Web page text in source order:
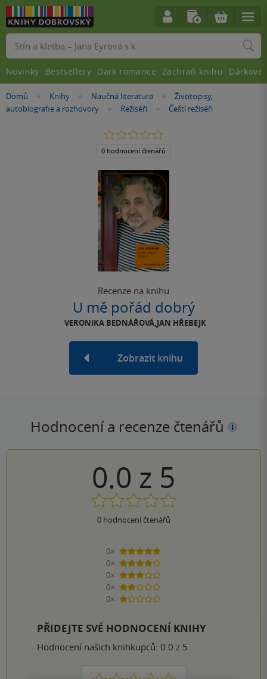
Nacházíte
se
Domů »Knihy »Naučná literatura »Životopisy,
autobiografie a rozhovory
»
Režiséři »
Čeští režiséři
Recenze na knihu
U mě pořád dobrý
VERONIKA BEDNÁŘOVÁ,JAN HŘEBEJK
Zobrazit knihu
0.0
z
5
0 hodnocení čtenářů
Hodnocení a recenze čtenářů
0.0 z 5
0hodnocení čtenářů
0×
5 hvězdiček
0×
4 hvězdičky
0×
3 hvězdičky
0×
2 hvězdičky
0×
1 hvezdička
PŘIDEJTE SVÉ HODNOCENÍ KNIHY
Hodnocení našich knihkupců: 0.0 z 5
Vyhledávání
Novinky Bestsellery Dark romance Zachraň knihu Dárkové